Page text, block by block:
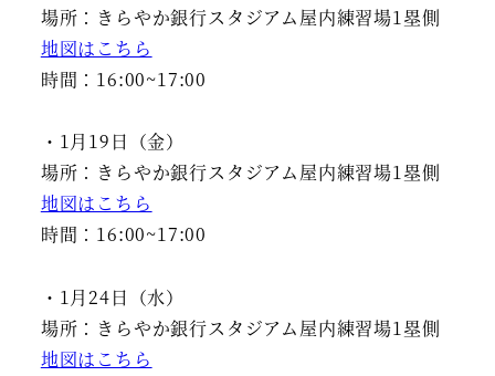
場所：きらやか銀行スタジアム屋内練習場1塁側
地図はこちら
時間：16:00~17:00
・1月19日（金）
場所：きらやか銀行スタジアム屋内練習場1塁側
地図はこちら
時間：16:00~17:00
・1月24日（水）
場所：きらやか銀行スタジアム屋内練習場1塁側
地図はこちら